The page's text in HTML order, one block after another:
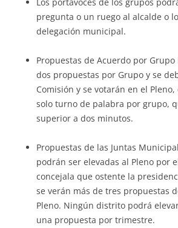
pregunta o un ruego al alcalde o
delegación municipal.
Propuestas de Acuerdo por
dos propuestas por Grupo y se
Comisión y se votarán en el
solo turno de palabra por grupo,
superior a dos minutos.
Propuestas de las Juntas
podrán ser elevadas al Pleno por
concejala que ostente la
se verán más de tres propuestas
Pleno. Ningún distrito podrá
una propuesta por trimestre.